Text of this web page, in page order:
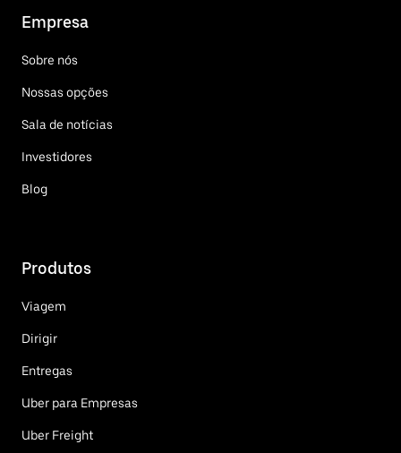
Empresa
Sobre nós
Nossas opções
Sala de notícias
Investidores
Blog
Produtos
Viagem
Dirigir
Entregas
Uber para Empresas
Uber Freight